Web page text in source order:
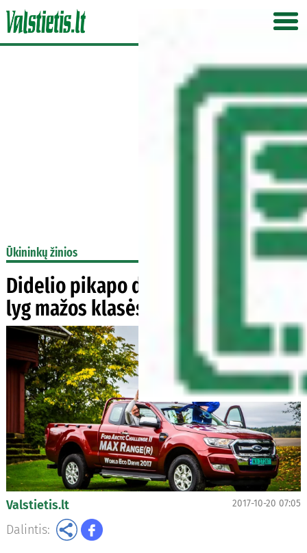
Ūkininkų žinios
Didelio pikapo degalų sąnaudos –
lyg mažos klasės hečbeko
Valstietis.lt 2017-10-20 07:05
Dalintis: